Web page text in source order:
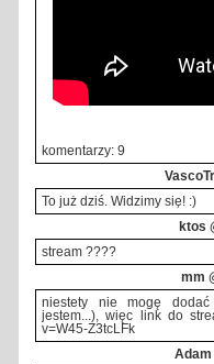
komentarzy: 9
To już dziś. Widzimy się! :)
ktos
stream ????
mm
niestety nie mogę
jestem...), więc link do
v=W45-Z3tcLFk
Adam